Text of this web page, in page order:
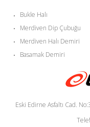
Bukle Halı
Merdiven Dip Çubuğu
Merdiven Halı Demiri
Basamak Demiri
Eski Edirne Asfaltı Cad.